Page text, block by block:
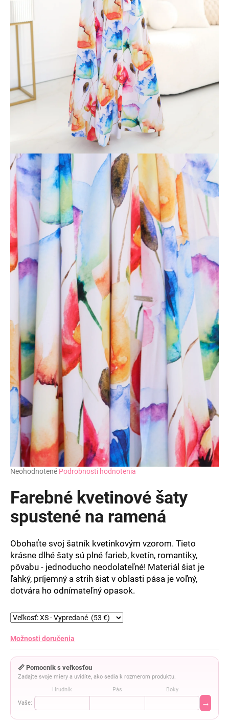
Priemerné
produktu
je
z
hviezdičiek.
Neohodnotené Podrobnosti hodnotenia
Farebné kvetinové šaty
spustené na ramená
Obohaťte svoj šatník kvetinkovým vzorom. Tieto
krásne dlhé šaty sú plné farieb, kvetín, romantiky,
pôvabu - jednoducho neodolateľné! Materiál šiat je
ľahký, príjemný a strih šiat v oblasti pása je voľný,
dotvára ho odnímateľný opasok.
Možnosti doručenia
📏 Pomocník s veľkosťou
Zadajte svoje miery a uvidíte, ako sedia k rozmerom produktu.
Hrudník
Pás Boky
Vaše: →